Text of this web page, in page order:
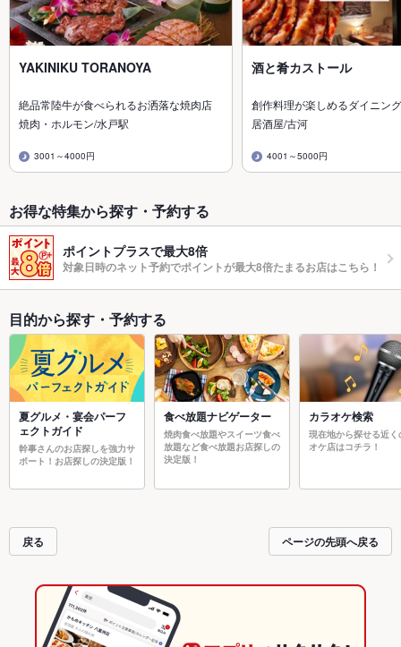
YAKINIKU TORANOYA
絶品常陸牛が食べられるお洒落な焼肉店
焼肉・ホルモン/水戸駅
3001～4000円
酒と肴カストール
創作料理が楽しめるダイニン
居酒屋/古河
4001～5000円
お得な特集から探す・予約する
ポイントプラスで最大8倍
対象日時のネット予約でポイントが最大8倍たまるお店はこちら！
目的から探す・予約する
夏グルメ・宴会パーフ
ェクトガイド
幹事さんのお店探しを強力サ
ポート！お店探しの決定版！
食べ放題ナビゲーター
焼肉食べ放題やスイーツ食べ
放題など食べ放題お店探しの
決定版！
カラオケ検索
現在地から探せる近く
オケ店はコチラ！
戻る ページの先頭へ戻る